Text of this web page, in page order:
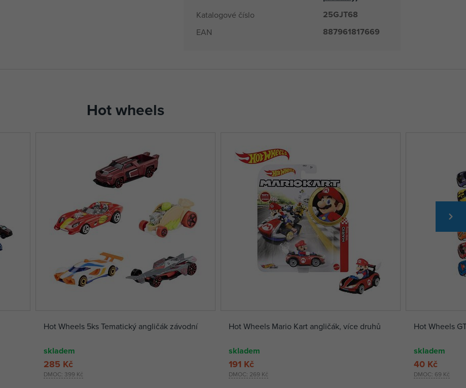
Katalogové číslo 25GJT68
EAN 887961817669
Hot wheels
Hot Wheels 5ks Tematický angličák závodní
skladem
DMOC: 399 Kč
285 Kč
Hot Wheels Mario Kart angličák, více druhů
skladem
DMOC: 269 Kč
191 Kč
Hot Wheels
skladem
DMOC: 69 Kč
40 Kč